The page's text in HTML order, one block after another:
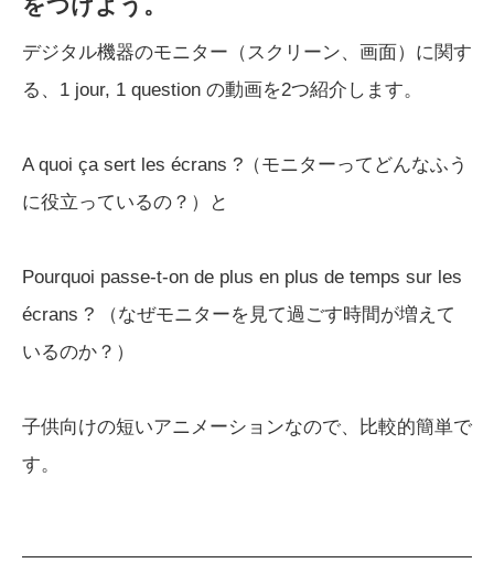
をつけよう。
デジタル機器のモニター（スクリーン、画面）に関す
る、1 jour, 1 question の動画を2つ紹介します。
A quoi ça sert les écrans ?（モニターってどんなふう
に役立っているの？）と
Pourquoi passe-t-on de plus en plus de temps sur les
écrans ? （なぜモニターを見て過ごす時間が増えて
いるのか？）
子供向けの短いアニメーションなので、比較的簡単で
す。